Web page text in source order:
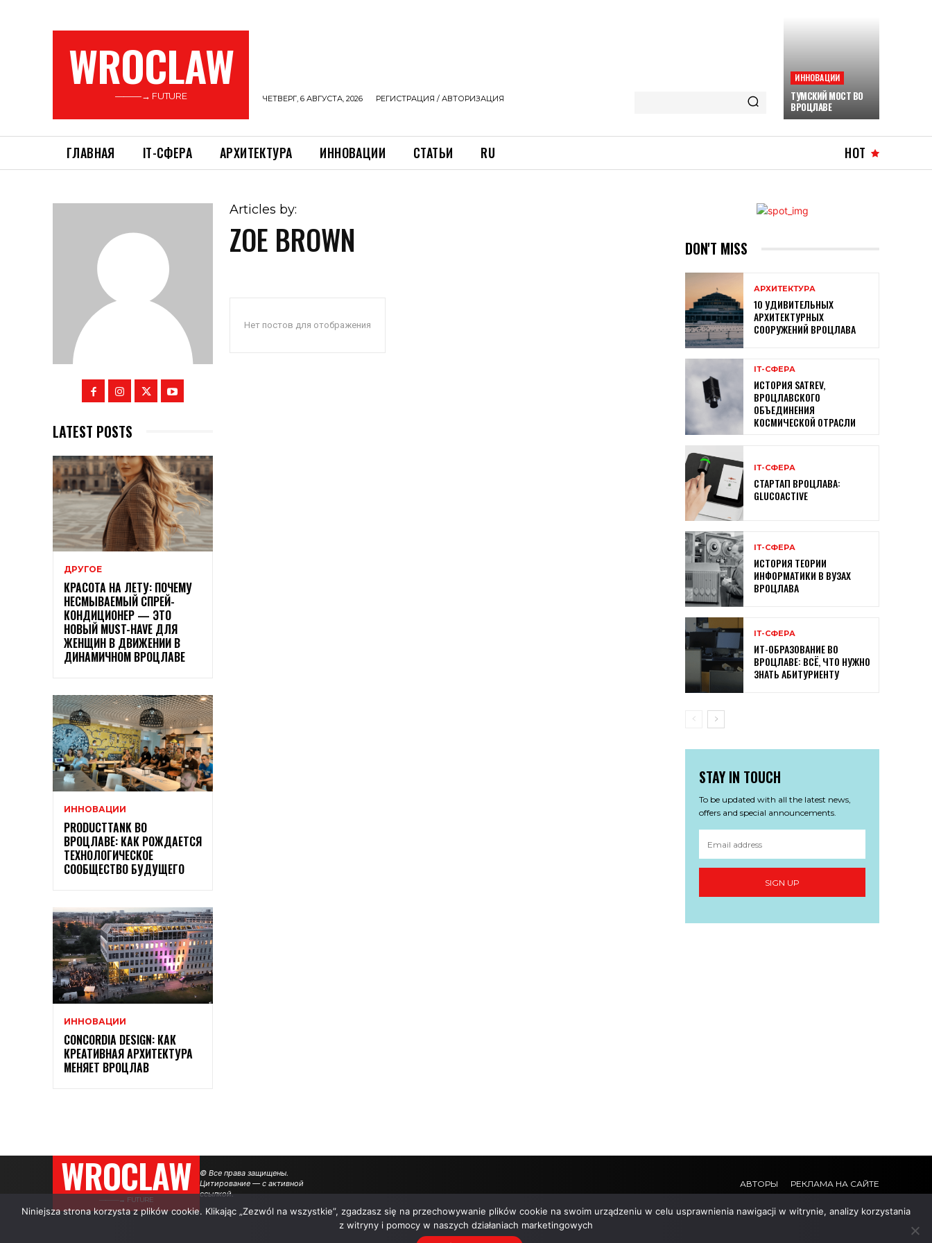
WROCLAW
———→ FUTURE ЧЕТВЕРГ, 6 АВГУСТА, 2026 РЕГИСТРАЦИЯ / АВТОРИЗАЦИЯ
ИННОВАЦИИ
ТУМСКИЙ МОСТ ВО
ВРОЦЛАВЕ
ГЛАВНАЯ ІТ-СФЕРА АРХИТЕКТУРА ИННОВАЦИИ СТАТЬИ RU HOT
LATEST POSTS
ДРУГОЕ
КРАСОТА НА ЛЕТУ: ПОЧЕМУ
НЕСМЫВАЕМЫЙ СПРЕЙ-
КОНДИЦИОНЕР — ЭТО
НОВЫЙ MUST-HAVE ДЛЯ
ЖЕНЩИН В ДВИЖЕНИИ В
ДИНАМИЧНОМ ВРОЦЛАВЕ
ИННОВАЦИИ
PRODUCTTANK ВО
ВРОЦЛАВЕ: КАК РОЖДАЕТСЯ
ТЕХНОЛОГИЧЕСКОЕ
СООБЩЕСТВО БУДУЩЕГО
ИННОВАЦИИ
CONCORDIA DESIGN: КАК
КРЕАТИВНАЯ АРХИТЕКТУРА
МЕНЯЕТ ВРОЦЛАВ
Articles by:
ZOE BROWN
Нет постов для отображения
DON'T MISS
АРХИТЕКТУРА
10 УДИВИТЕЛЬНЫХ
АРХИТЕКТУРНЫХ
СООРУЖЕНИЙ ВРОЦЛАВА
ІТ-СФЕРА
ИСТОРИЯ SATREV,
ВРОЦЛАВСКОГО
ОБЪЕДИНЕНИЯ
КОСМИЧЕСКОЙ ОТРАСЛИ
ІТ-СФЕРА
СТАРТАП ВРОЦЛАВА:
GLUCOACTIVE
ІТ-СФЕРА
ИСТОРИЯ ТЕОРИИ
ИНФОРМАТИКИ В ВУЗАХ
ВРОЦЛАВА
ІТ-СФЕРА
ИТ-ОБРАЗОВАНИЕ ВО
ВРОЦЛАВЕ: ВСЁ, ЧТО НУЖНО
ЗНАТЬ АБИТУРИЕНТУ
STAY IN TOUCH
To be updated with all the latest news,
offers and special announcements.
SIGN UP
WROCLAW
———→ FUTURE
© Все права защищены.
Цитирование — с активной
ссылкой.
АВТОРЫ РЕКЛАМА НА САЙТЕ
Niniejsza strona korzysta z plików cookie. Klikając „Zezwól na wszystkie”, zgadzasz się na przechowywanie plików cookie na swoim urządzeniu w celu usprawnienia nawigacji w witrynie, analizy korzystania
z witryny i pomocy w naszych działaniach marketingowych